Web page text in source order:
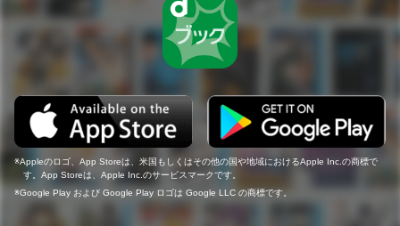
Appleのロゴ、App Storeは、米国もしくはその他の国や地域におけるApple Inc.の商標で
す。App Storeは、Apple Inc.のサービスマークです。
Google Play および Google Play ロゴは Google LLC の商標です。